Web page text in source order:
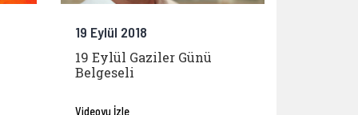
19 Eylül 2018
19 Eylül Gaziler Günü
Belgeseli
Videoyu İzle